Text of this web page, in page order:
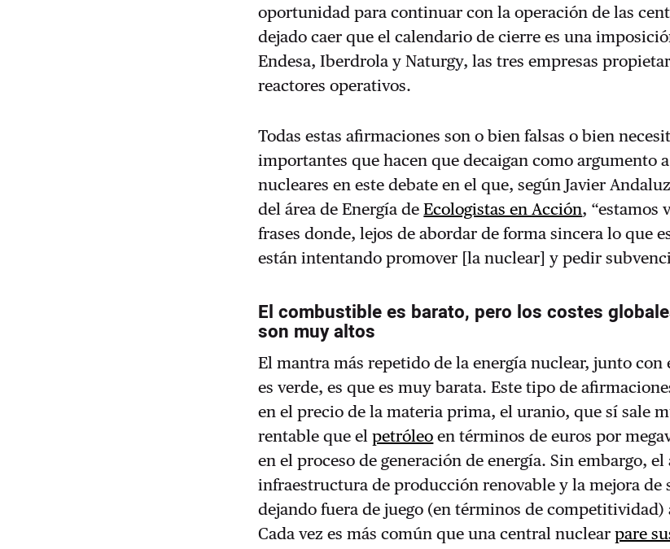
oportunidad para continuar con la operación de las
dejado caer que el calendario de cierre es una
Endesa, Iberdrola y Naturgy, las tres empresas
reactores operativos.
Todas estas afirmaciones son o bien falsas o bien
importantes que hacen que decaigan como argumento
nucleares en este debate en el que, según Javier
del área de Energía deEcologistas en Acción, “estamos
frases donde, lejos de abordar de forma sincera lo que
están intentando promover [la nuclear] y pedir
El combustible es barato, pero los costes
son muy altos
El mantra más repetido de la energía nuclear, junto con
es verde, es que es muy barata. Este tipo de
en el precio de la materia prima, el uranio, que sí sale
rentable que elpetróleo en términos de euros por
en el proceso de generación de energía. Sin embargo,
infraestructura de producción renovable y la mejora de
dejando fuera de juego (en términos de competitividad)
Cada vez es más común que una central nuclearpare